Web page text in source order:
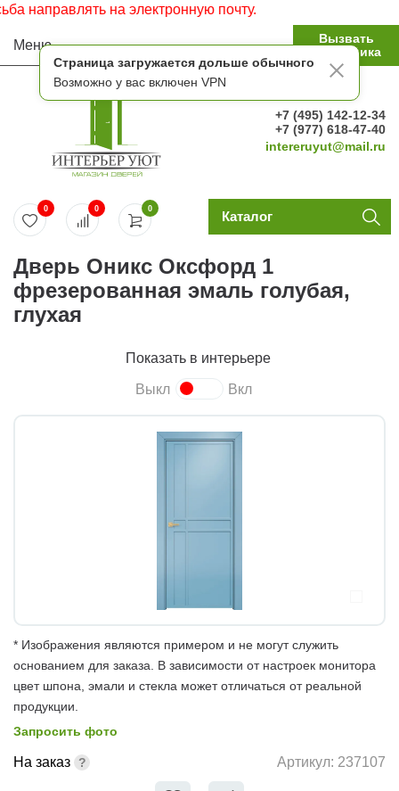
Страница загружается дольше обычного
Возможно у вас включен VPN
на электронную почту.
Меню
Вызвать
замерщика
+7 (495) 142-12-34
+7 (977) 618-47-40
intereruyut@mail.ru
0
0 0 Каталог
Дверь Оникс Оксфорд 1
фрезерованная эмаль голубая,
глухая
Показать в интерьере
Выкл Вкл
* Изображения являются примером и не могут служить
основанием для заказа. В зависимости от настроек монитора
цвет шпона, эмали и стекла может отличаться от реальной
продукции.
Запросить фото
На заказ Артикул: 237107